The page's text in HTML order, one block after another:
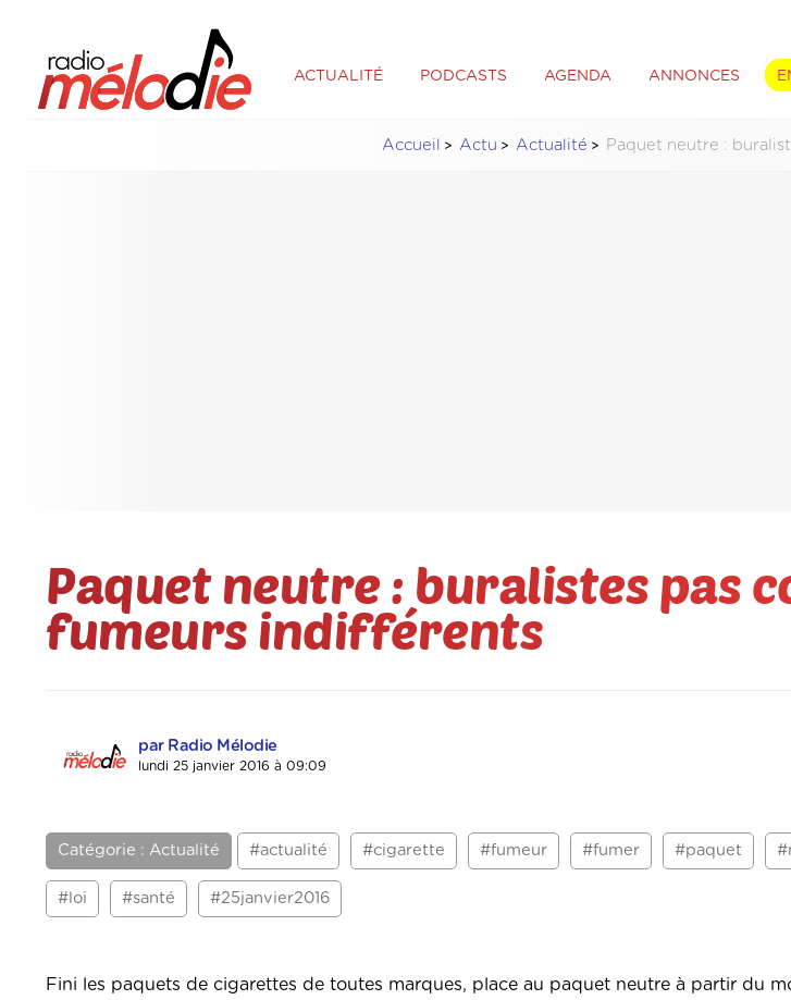
ACTUALITÉ PODCASTS AGENDA ANNONCES
Accueil Actu Actualité Paquet neutre :
Paquet neutre : buralistes pas
fumeurs indifférents
par Radio Mélodie
lundi 25 janvier 2016 à 09:09
Catégorie : Actualité #actualité #cigarette #fumeur #fumer #paquet
#loi #santé #25janvier2016
Fini les paquets de cigarettes de toutes marques, place au paquet neutre à partir du